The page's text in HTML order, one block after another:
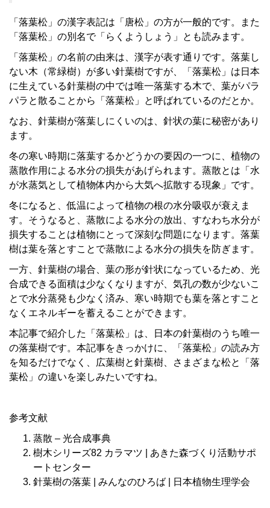
「落葉松」の漢字表記は「唐松」の方が一般的です。また
「落葉松」の別名で「らくようしょう」とも読みます。
「落葉松」の名前の由来は、漢字が表す通りです。落葉し
ない木（常緑樹）が多い針葉樹ですが、「落葉松」は日本
に生えている針葉樹の中では唯一落葉する木で、葉がパラ
パラと散ることから「落葉松」と呼ばれているのだとか。
なお、針葉樹が落葉しにくいのは、針状の葉に秘密があり
ます。
冬の寒い時期に落葉するかどうかの要因の一つに、植物の
蒸散作用による水分の損失があげられます。蒸散とは「水
が水蒸気として植物体内から大気へ拡散する現象」です。
冬になると、低温によって植物の根の水分吸収が衰えま
す。そうなると、蒸散による水分の放出、すなわち水分が
損失することは植物にとって深刻な問題になります。落葉
樹は葉を落とすことで蒸散による水分の損失を防ぎます。
一方、針葉樹の場合、葉の形が針状になっているため、光
合成できる面積は少なくなりますが、気孔の数が少ないこ
とで水分蒸発も少なく済み、寒い時期でも葉を落とすこと
なくエネルギーを蓄えることができます。
本記事で紹介した「落葉松」は、日本の針葉樹のうち唯一
の落葉樹です。本記事をきっかけに、「落葉松」の読み方
を知るだけでなく、広葉樹と針葉樹、さまざまな松と「落
葉松」の違いを楽しみたいですね。
参考文献
蒸散 – 光合成事典
樹木シリーズ82 カラマツ | あきた森づくり活動サポ
ートセンター
針葉樹の落葉 | みんなのひろば | 日本植物生理学会